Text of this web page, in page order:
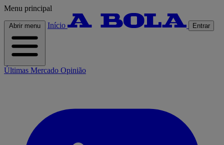
Menu principal
Abrir menu Início Entrar
Últimas Mercado Opinião